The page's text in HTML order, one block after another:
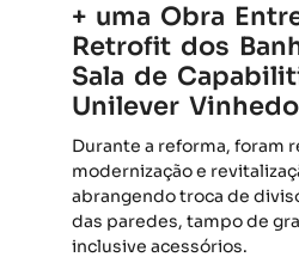
+ uma Obra
Retrofit dos
Sala de
Unilever Vinhedo
Durante a reforma, foram
modernização e
abrangendo troca de
das paredes, tampo de
inclusive acessórios.